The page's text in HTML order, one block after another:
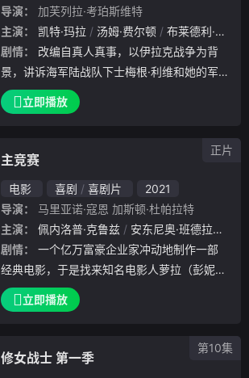
导演：
加芙列拉·考珀斯维特
主演：
凯特·玛拉 汤姆·费尔顿
布莱德利·惠特福德
剧情：
景，讲诉海军陆战队下士梅根·利维和她的军
犬瑞克斯一起拯救了多人生命的故事。在经历
生死与相互救赎后，一人一犬建立深厚情感的
升华了人
立即播放
主竞赛
电影 喜剧 喜剧片
2021
导演：
马里亚诺·寇恩 加斯顿·杜帕拉特
主演：
佩内洛普·克鲁兹 安东尼奥·班德拉斯
剧情：
经典电影，于是找来知名电影人萝拉（彭妮露
古丝 饰）执导这部野心勃勃的大制作，众星
云集的主演阵容里有两位重量级、但麻烦多多
斯 饰）
立即播放
正片
修女战士 第一季
第10集